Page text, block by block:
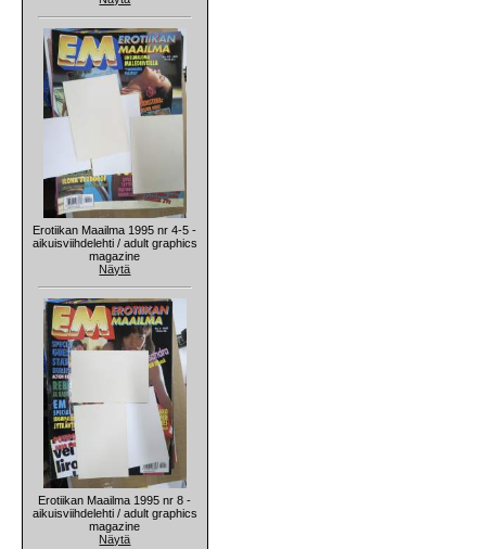
Erotiikan Maailma 1995 nr 4-5 -
aikuisviihdelehti / adult graphics
magazine
Näytä
Erotiikan Maailma 1995 nr 8 -
aikuisviihdelehti / adult graphics
magazine
Näytä